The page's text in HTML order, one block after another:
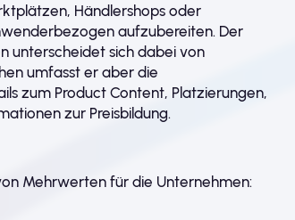
Händlershops oder
aufzubereiten. Der
unterscheidet sich dabei von
umfasst er aber die
zum Product Content, Platzierungen,
zur Preisbildung.
Mehrwerten für die Unternehmen: